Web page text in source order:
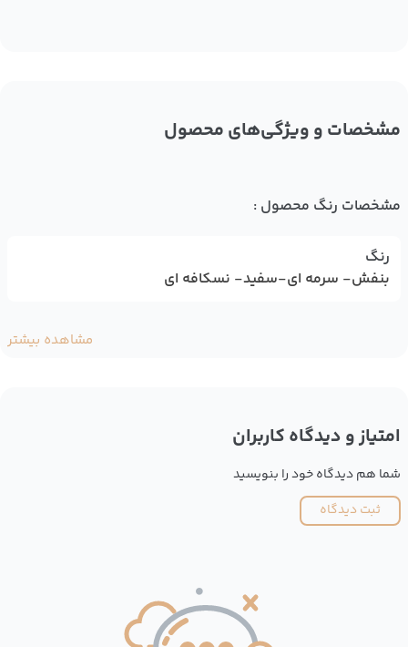
مشخصات و ویژگی‌های محصول
مشخصات رنگ محصول :
رنگ
بنفش- سرمه ای-سفید- نسکافه ای
مشاهده بیشتر
امتیاز و دیدگاه کاربران
شما هم دیدگاه خود را بنویسید
ثبت دیدگاه